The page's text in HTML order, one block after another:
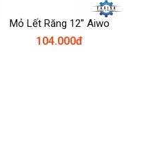
Mỏ Lết Răng 12'' Aiwo
104.000đ